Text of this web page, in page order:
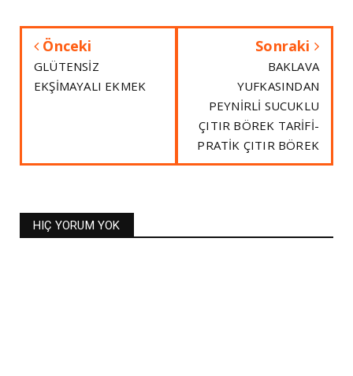
Önceki
GLÜTENSİZ
EKŞİMAYALI EKMEK
Sonraki
BAKLAVA
YUFKASINDAN
PEYNİRLİ SUCUKLU
ÇITIR BÖREK TARİFİ-
PRATİK ÇITIR BÖREK
HIÇ YORUM YOK